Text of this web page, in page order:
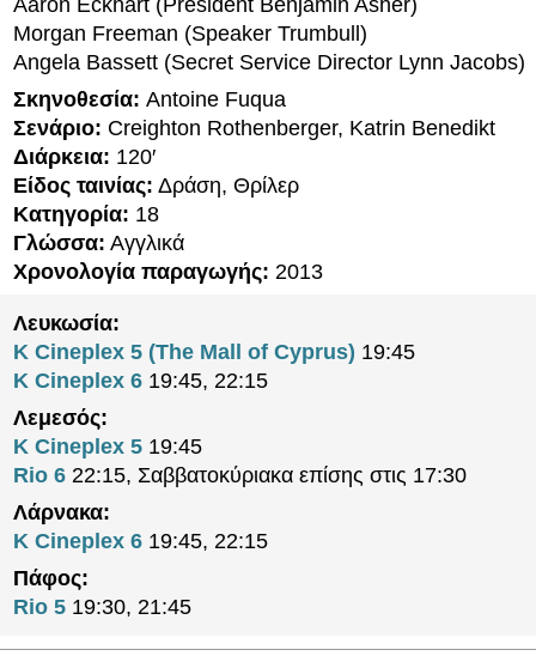
Aaron Eckhart (President Benjamin Asher)
Morgan Freeman (Speaker Trumbull)
Angela Bassett (Secret Service Director Lynn Jacobs)
Σκηνοθεσία: Antoine Fuqua
Σενάριο: Creighton Rothenberger, Katrin Benedikt
Διάρκεια: 120′
Είδος ταινίας: Δράση, Θρίλερ
Κατηγορία: 18
Γλώσσα: Αγγλικά
Χρονολογία παραγωγής: 2013
Λευκωσία:
K Cineplex 5 (The Mall of Cyprus) 19:45
K Cineplex 6 19:45, 22:15
Λεμεσός:
K Cineplex 5 19:45
Rio 6 22:15, Σαββατοκύριακα επίσης στις 17:30
Λάρνακα:
K Cineplex 6 19:45, 22:15
Πάφος:
Rio 5 19:30, 21:45